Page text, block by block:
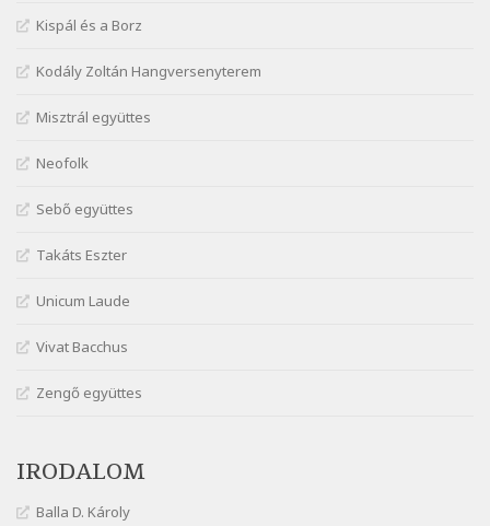
Márai Sándor: Ámen
Szélkiáltó
Márai Sándor: Dalocska
Márai Sándor: Együgyű vers gyorsvonatban
Márai Sándor: Ez a kávéház
Szélkiáltó
Szélkiáltó
Márai Sándor: Hol vagyok?
Szélkiáltó
Márai Sándor: Ujjgyakorlat 8
Kispál és a Borz
Kodály Zoltán Hangversenyterem
Misztrál együttes
Neofolk
Sebő együttes
Takáts Eszter
Unicum Laude
Vivat Bacchus
Zengő együttes
IRODALOM
Balla D. Károly